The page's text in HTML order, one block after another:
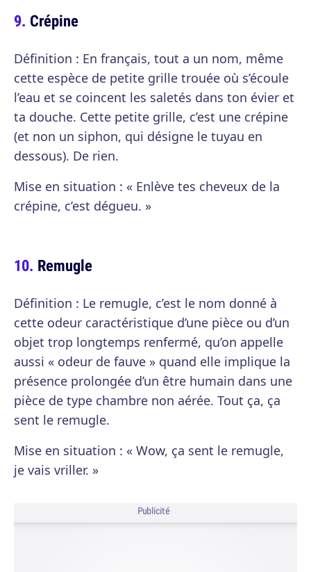
Crépine
Définition : En français, tout a un nom, même
cette espèce de petite grille trouée où s’écoule
l’eau et se coincent les saletés dans ton évier et
ta douche. Cette petite grille, c’est une crépine
(et non un siphon, qui désigne le tuyau en
dessous). De rien.
Mise en situation : « Enlève tes cheveux de la
crépine, c’est dégueu. »
Remugle
Définition : Le remugle, c’est le nom donné à
cette odeur caractéristique d’une pièce ou d’un
objet trop longtemps renfermé, qu’on appelle
aussi « odeur de fauve » quand elle implique la
présence prolongée d’un être humain dans une
pièce de type chambre non aérée. Tout ça, ça
sent le remugle.
Mise en situation : « Wow, ça sent le remugle,
je vais vriller. »
Publicité